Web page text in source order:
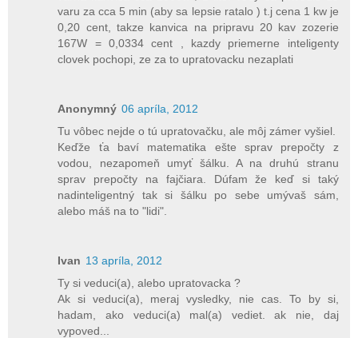
varu za cca 5 min (aby sa lepsie ratalo ) t.j cena 1 kw je
0,20 cent, takze kanvica na pripravu 20 kav zozerie
167W = 0,0334 cent , kazdy priemerne inteligenty
clovek pochopi, ze za to upratovacku nezaplati
Anonymný 06 apríla, 2012
Tu vôbec nejde o tú upratovačku, ale môj zámer vyšiel.
Keďže ťa baví matematika ešte sprav prepočty z
vodou, nezapomeň umyť šálku. A na druhú stranu
sprav prepočty na fajčiara. Dúfam že keď si taký
nadinteligentný tak si šálku po sebe umývaš sám,
alebo máš na to "lidi".
Ivan 13 apríla, 2012
Ty si veduci(a), alebo upratovacka ?
Ak si veduci(a), meraj vysledky, nie cas. To by si,
hadam, ako veduci(a) mal(a) vediet. ak nie, daj
vypoved...